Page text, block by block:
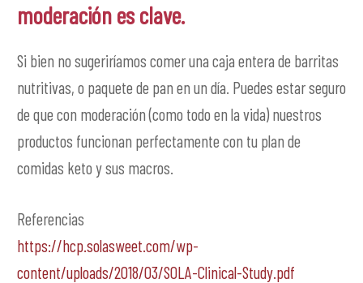
moderación es clave.
Si bien no sugeriríamos comer una caja entera de barritas
nutritivas, o paquete de pan en un día. Puedes estar seguro
de que con moderación (como todo en la vida) nuestros
productos funcionan perfectamente con tu plan de
comidas keto y sus macros.
Referencias
https://hcp.solasweet.com/wp-
content/uploads/2018/03/SOLA-Clinical-Study.pdf